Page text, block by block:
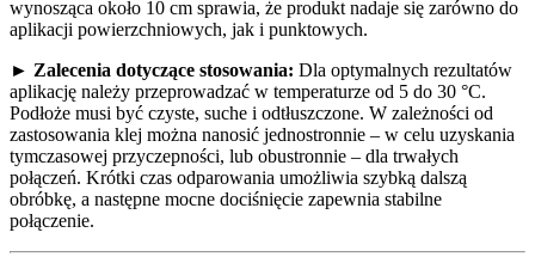
wynosząca około 10 cm sprawia, że produkt nadaje się zarówno do
aplikacji powierzchniowych, jak i punktowych.
► Zalecenia dotyczące stosowania: Dla optymalnych rezultatów
aplikację należy przeprowadzać w temperaturze od 5 do 30 °C.
Podłoże musi być czyste, suche i odtłuszczone. W zależności od
zastosowania klej można nanosić jednostronnie – w celu uzyskania
tymczasowej przyczepności, lub obustronnie – dla trwałych
połączeń. Krótki czas odparowania umożliwia szybką dalszą
obróbkę, a następne mocne dociśnięcie zapewnia stabilne
połączenie.